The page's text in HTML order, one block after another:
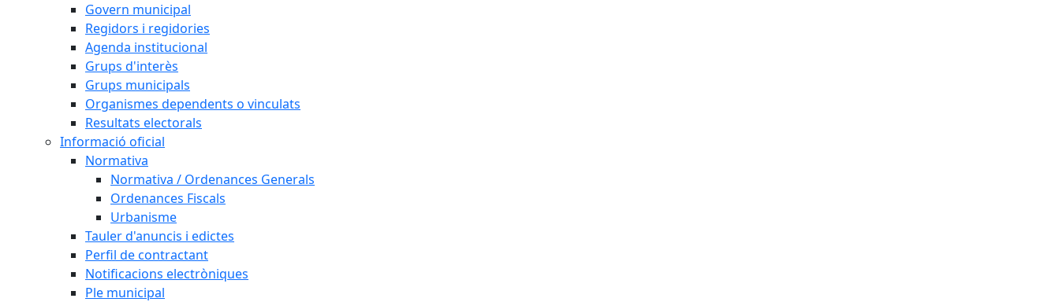
Govern municipal
Regidors i regidories
Agenda institucional
Grups d'interès
Grups municipals
Organismes dependents o vinculats
Resultats electorals
Informació oficial
Normativa
Normativa / Ordenances Generals
Ordenances Fiscals
Urbanisme
Tauler d'anuncis i edictes
Perfil de contractant
Notificacions electròniques
Ple municipal